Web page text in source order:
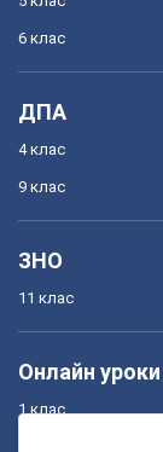
6 клас
ДПА
4 клас
9 клас
ЗНО
11 клас
Онлайн уроки
1 клас